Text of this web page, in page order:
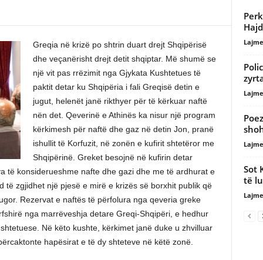
Greqia në krizë po shtrin duart drejt Shqipërisë
dhe veçanërisht drejt detit shqiptar. Më shumë se
një vit pas rrëzimit nga Gjykata Kushtetues të
paktit detar ku Shqipëria i fali Greqisë detin e
jugut, helenët janë rikthyer për të kërkuar naftë
nën det. Qeverinë e Athinës ka nisur një program
kërkimesh për naftë dhe gaz në detin Jon, pranë
ishullit të Korfuzit, në zonën e kufirit shtetëror me
Shqipërinë. Greket besojnë në kufirin detar
të konsiderueshme nafte dhe gazi dhe me të ardhurat e
të zgjidhet një pjesë e mirë e krizës së borxhit publik që
Rezervat e naftës të përfolura nga qeveria greke
nga marrëveshja detare Greqi-Shqipëri, e hedhur
Në këto kushte, kërkimet janë duke u zhvilluar
hapësirat e të dy shteteve në këtë zonë.
Sot
të